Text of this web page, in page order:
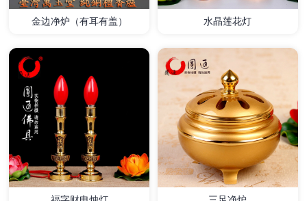
详情
金边净炉（有耳有盖）
详情
水晶莲花灯